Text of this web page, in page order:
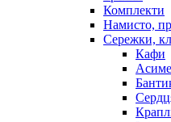
Комплекти
Намисто,
Сережки,
Кафи